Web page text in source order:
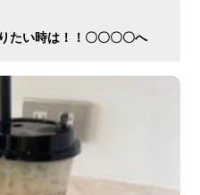
たい時は！！〇〇〇〇へ